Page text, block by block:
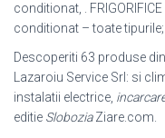
conditionat, .
conditionat – toate
Descoperiti 63 produse
Lazaroiu Service Srl: si
instalatii electrice,
editie SloboziaZiare.com.